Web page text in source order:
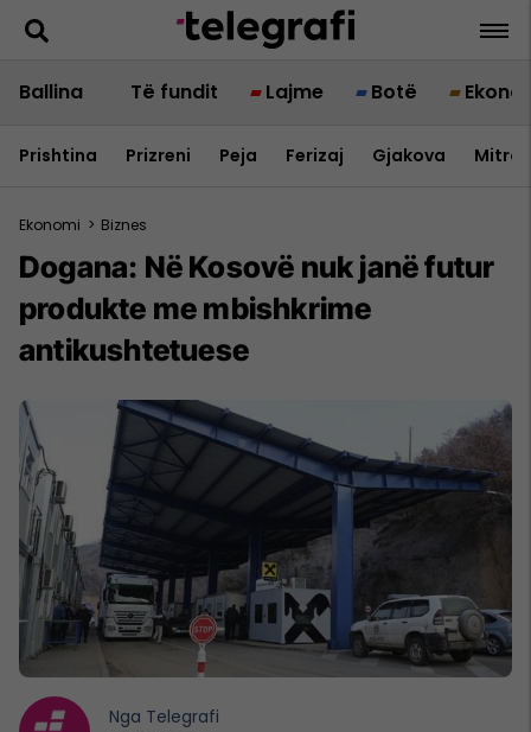
Ballina Të fundit Lajme Botë
Prishtina Prizreni Peja Ferizaj Gjakova
Ekonomi > Biznes
Dogana: Në Kosovë nuk janë futur
produkte me mbishkrime
antikushtetuese
Nga Telegrafi